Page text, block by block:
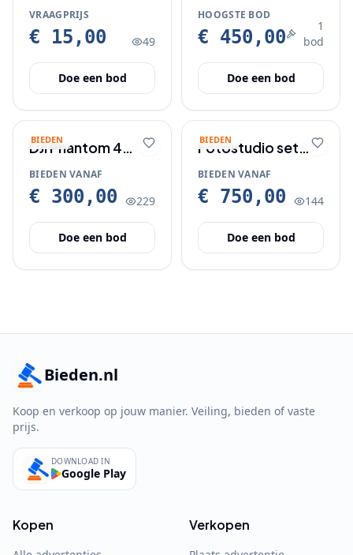
VRAAGPRIJS
€ 15,00 49
Doe een bod
met Nanuk koffer
HOOGSTE BOD
€ 450,00
1
bod
Doe een bod
BIEDEN
DJI Phantom 4
Pro+ drone
BIEDEN VANAF
€ 300,00 229
Doe een bod
BIEDEN
Fotostudio set
Elinchrom BRX500
lampen met
BIEDEN VANAF
€ 750,00 144
Doe een bod
Bieden.nl
Koop en verkoop op jouw manier. Veiling, bieden of vaste
prijs.
DOWNLOAD IN
Google Play
Kopen Verkopen